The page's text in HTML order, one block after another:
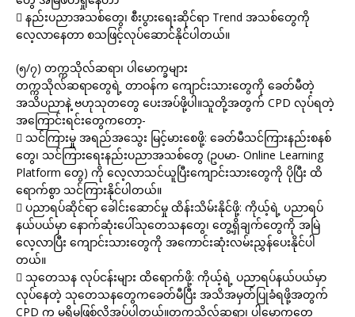
 နည်းပညာအသစ်တွေ၊ စီးပွားရေးဆိုင်ရာ Trend အသစ်တွေကို
လေ့လာနေတာ စသဖြင့်လုပ်ဆောင်နိုင်ပါတယ်။
(၅/၇) တက္ကသိုလ်ဆရာ၊ ပါမောက္ခများ
တက္ကသိုလ်ဆရာတွေရဲ့ တာဝန်က ကျောင်းသားတွေကို ခေတ်မီတဲ့
အသိပညာနဲ့ ဗဟုသုတတွေ ပေးအပ်ဖို့ပါ။သူတို့အတွက် CPD လုပ်ရတဲ့
အကြောင်းရင်းတွေကတော့-
 သင်ကြားမှု အရည်အသွေး မြင့်မားစေဖို့: ခေတ်မီသင်ကြားနည်းစနစ်
တွေ၊ သင်ကြားရေးနည်းပညာအသစ်တွေ (ဥပမာ- Online Learning
Platform တွေ) ကို လေ့လာသင်ယူပြီးကျောင်းသားတွေကို ပိုပြီး ထိ
ရောက်စွာ သင်ကြားနိုင်ပါတယ်။
 ပညာရပ်ဆိုင်ရာ ခေါင်းဆောင်မှု ထိန်းသိမ်းနိုင်ဖို့: ကိုယ့်ရဲ့ ပညာရပ်
နယ်ပယ်မှာ နောက်ဆုံးပေါ်သုတေသနတွေ၊ တွေ့ရှိချက်တွေကို အမြဲ
လေ့လာပြီး ကျောင်းသားတွေကို အကောင်းဆုံးလမ်းညွှန်ပေးနိုင်ပါ
တယ်။
 သုတေသန လုပ်ငန်းများ ထိရောက်ဖို့: ကိုယ့်ရဲ့ ပညာရပ်နယ်ပယ်မှာ
လုပ်နေတဲ့ သုတေသနတွေကခေတ်မီပြီး အသိအမှတ်ပြုခံရဖို့အတွက်
CPD က မရှိမဖြစ်လိုအပ်ပါတယ်။တက္ကသိုလ်ဆရာ၊ ပါမောက္ခတွေ